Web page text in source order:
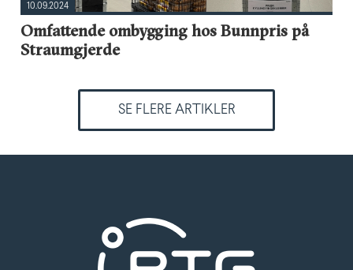
10.09.2024
Omfattende ombygging hos Bunnpris på
Straumgjerde
SE FLERE ARTIKLER